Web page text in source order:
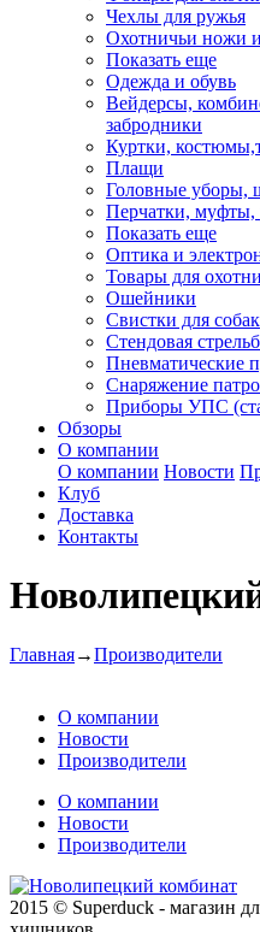
Чехлы для ружья
Охотничьи ножи
Показать еще
Одежда и обувь
Вейдерсы,
забродники
Куртки,
Плащи
Головные уборы,
Перчатки, муфты,
Показать еще
Оптика и
Товары для
Ошейники
Свистки для собак
Стендовая
Пневматические
Снаряжение
Приборы УПС
Обзоры
О компании
О компании Новости
Клуб
Доставка
Контакты
Главная→Производители
О компании
Новости
Производители
О компании
Новости
Производители
2015 © Superduck - магазин